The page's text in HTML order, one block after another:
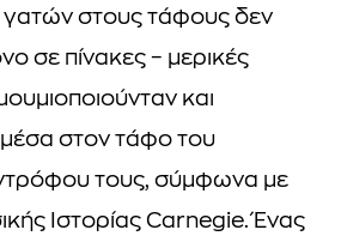
στους τάφους δεν
σε πίνακες – μερικές
και
στον τάφο του
τους, σύμφωνα με
Ιστορίας Carnegie. Ένας